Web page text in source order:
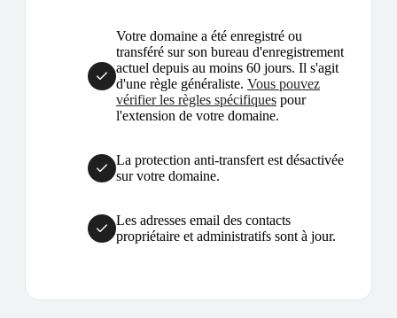
Votre domaine a été enregistré ou
transféré sur son bureau d'enregistrement
actuel depuis au moins 60 jours. Il s'agit
d'une règle généraliste. Vous pouvez
vérifier les règles spécifiques pour
l'extension de votre domaine.
La protection anti-transfert est désactivée
sur votre domaine.
Les adresses email des contacts
propriétaire et administratifs sont à jour.